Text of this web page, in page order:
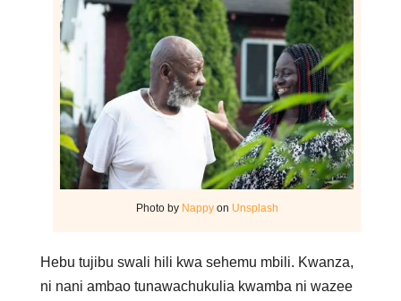
Photo by Nappyon Unsplash
Hebu tujibu swali hili kwa sehemu mbili. Kwanza,
ni nani ambao tunawachukulia kwamba ni wazee